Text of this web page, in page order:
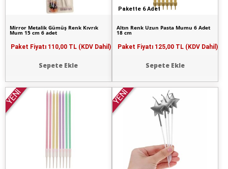
Mirror Metalik Gümüş Renk Kıvrık
Mum 15 cm 6 adet
Paket Fiyatı 110,00 TL (KDV Dahil)
Sepete Ekle
Pakette 6 Adet
Altın Renk Uzun Pasta Mumu 6 Adet
18 cm
Paket Fiyatı 125,00 TL (KDV Dahil)
Sepete Ekle
YENİ YENİ